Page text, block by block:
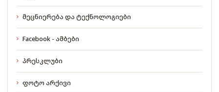
მეცნიერება და ტექნოლოგიები
Facebook - ამბები
პრესკლუბი
ფოტო არქივი